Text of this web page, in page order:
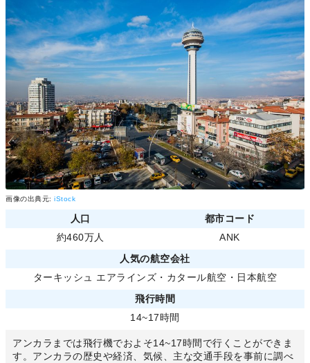
画像の出典元: iStock
人口
都市コード
約460万人
ANK
人気の航空会社
ターキッシュ エアラインズ ・ カタール航空 ・ 日本航空
飛行時間
14~17時間
アンカラまでは飛行機でおよそ14~17時間で行くことができま
す。アンカラの歴史や経済、気候、主な交通手段を事前に調べ